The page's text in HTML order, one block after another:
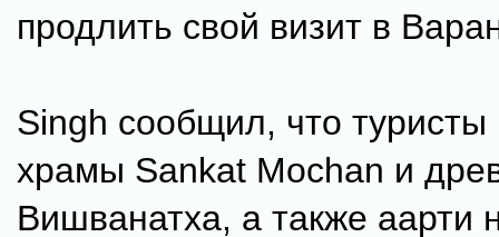
продлить свой визит в
Singh сообщил, что туристы
храмы Sankat Mochan и
Вишванатха, а также аарти